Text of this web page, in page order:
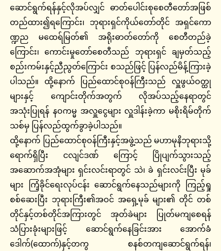
ဆောင်ရွက်ရန်နှင့်လိုအပ်လျှင် ဓာတ်ပေါင်းစုစေတီတော်အဖြစ်
တည်ထား၍ရကြောင်း၊ ဘုရားရှင်ကိုယ်တော်တိုင် အရှင်ကော
ဏ္ဍည မထေရ်မြတ်၏ အရိုးဓာတ်တော်ကို စေတီတည်ခဲ့
ကြောင်း၊ ကောင်းမှုတော်စေတီသည် ဘုရားရှင် ချမှတ်သည့်
စည်းကမ်းနှင့်ညီညွတ်ကြောင်း စသည်ဖြင့် ပြန်လည်မိန့်ကြားခဲ့
ပါသည်။ ထို့နောက် ပြည်ထောင်စုဝန်ကြီးသည် လှူဖွယ်ဝတ္ထု
များနှင့် ကျောင်းတိုက်အတွက် လိုအပ်သည့်နေရာတွင်
အသုံးပြုရန် နဝကမ္မ အလှူငွေများ လှူဒါန်းခဲ့ကာ မစိုးရိမ်တိုက်
သစ်မှ ပြန်လည်ထွက်ခွာခဲ့ပါသည်။
ထို့နောက် ပြည်ထောင်စုဝန်ကြီးနှင့်အဖွဲ့သည် မဟာမုနိဘုရားသို့
ရောက်ရှိပြီး ငလျင်ဒဏ် ကြောင့် ပြိုပျက်သွားသည့်
အဆောက်အအုံများ ရှင်းလင်းရာတွင် သဲ၊ ခဲ ရှင်းလင်းပြီး မုခ်
များ ကြံ့ခိုင်ရေးလုပ်ငန်း ဆောင်ရွက်နေသည်များကို ကြည့်ရှု
စစ်ဆေးပြီး ဘုရားကြီး၏အဝင် အရှေ့မုခ် များ၏ တိုင် တစ်
တိုင်နှင့်တစ်တိုင်အကြားတွင် အုတ်ခဲများ ပြုတ်မကျစေရန်
သံပြားခုံးများဖြင့် ဆောင်ရွက်နေခြင်းအား အောက်ခံ
ဒေါက်(ထောက်)နှင့်တကွ စနစ်တကျဆောင်ရွက်ရန်၊